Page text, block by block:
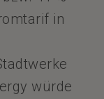
in
würde